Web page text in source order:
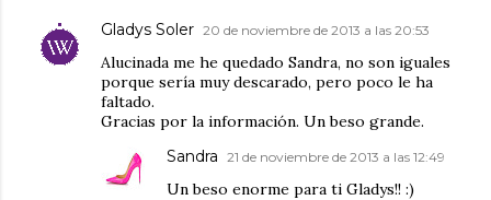
Gladys Soler 20 de noviembre de 2013 a las 20:53
Alucinada me he quedado Sandra, no son iguales
porque sería muy descarado, pero poco le ha
faltado.
Gracias por la información. Un beso grande.
Sandra 21 de noviembre de 2013 a las 12:49
Un beso enorme para ti Gladys!! :)